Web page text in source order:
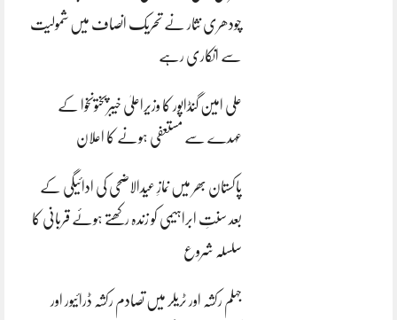
چودھری نثار نے تحریک انصاف میں شمولیت
سے انکاری رہے
علی امین گنڈاپور کا وزیراعلیٰ خیبرپختونخوا کے
عہدے سے مستعفی ہونے کا اعلان
پاکستان بھر میں نمازِ عیدالاضحی کی ادائیگی کے
بعد سنتِ ابراہیمی کو زندہ رکھتے ہوئے قربانی کا
سلسلہ شروع
جہلم رکشہ اور ٹریلر میں تصادم رکشہ ڈرائیور اور